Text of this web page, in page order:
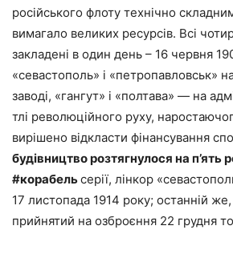
російського флоту технічно
вимагало великих ресурсів. Всі
закладені в один день – 16 червня
«севастополь» і «петропавловськ»
заводі, «гангут» і «полтава» — на
тлі революційного руху,
вирішено відкласти фінансування
будівництво розтягнулося на п’ять
#корабельсерії, лінкор
17 листопада 1914 року; останній
прийнятий на озброєння 22 грудня